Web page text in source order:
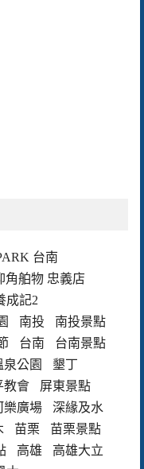
台南
角舶物 忠義店
成記2
南投
南投景點
台南
台南景點
泉公園
墾丁
教會
屏東景點
樂廣場
深緣及水
苗栗
苗栗景點
高雄
高雄大立